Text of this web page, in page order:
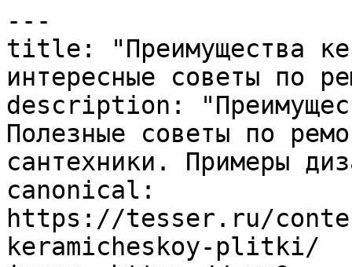
---
title: "Преимущества
интересные советы по
description:
Полезные советы по
сантехники. Примеры
canonical:
https://tesser.ru/
keramicheskoy-plitki/